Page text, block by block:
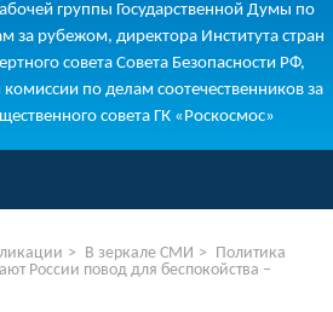
группы Государственной Думы по
за рубежом, директора Института стран
совета Совета Безопасности РФ,
по делам соотечественников за
совета ГК «Роскосмос»
> В зеркале СМИ > Политика
России повод для беспокойства –